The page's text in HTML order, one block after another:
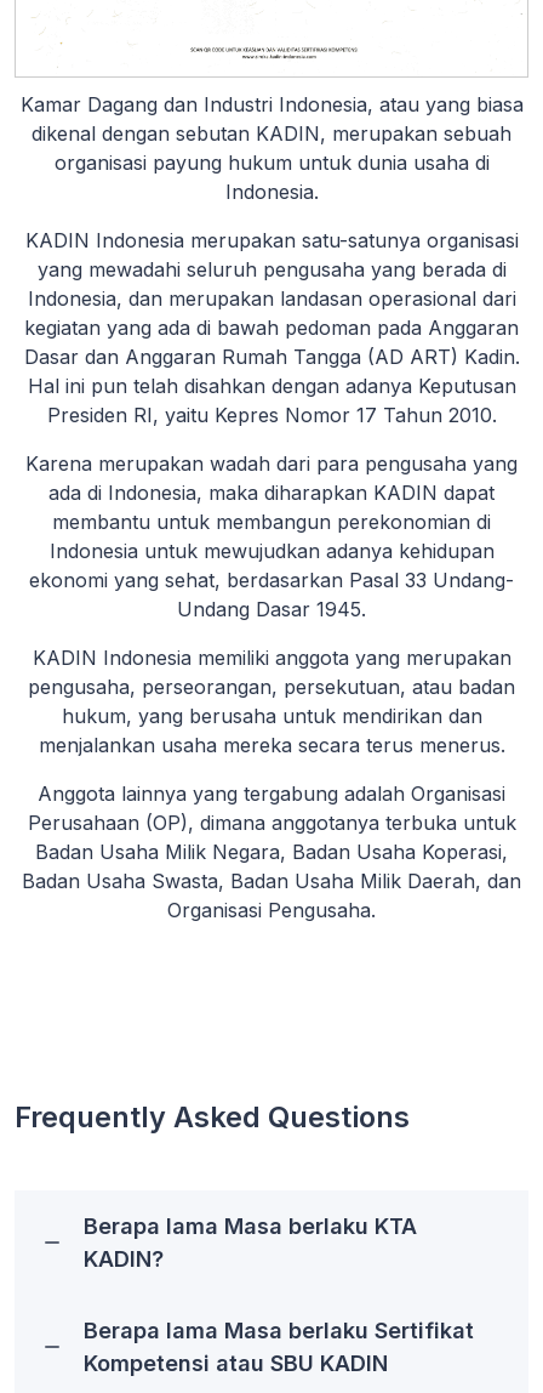
Kamar Dagang dan Industri Indonesia, atau yang biasa
dikenal dengan sebutan KADIN, merupakan sebuah
organisasi payung hukum untuk dunia usaha di
Indonesia.
KADIN Indonesia merupakan satu-satunya organisasi
yang mewadahi seluruh pengusaha yang berada di
Indonesia, dan merupakan landasan operasional dari
kegiatan yang ada di bawah pedoman pada Anggaran
Dasar dan Anggaran Rumah Tangga (AD ART) Kadin.
Hal ini pun telah disahkan dengan adanya Keputusan
Presiden RI, yaitu Kepres Nomor 17 Tahun 2010.
Karena merupakan wadah dari para pengusaha yang
ada di Indonesia, maka diharapkan KADIN dapat
membantu untuk membangun perekonomian di
Indonesia untuk mewujudkan adanya kehidupan
ekonomi yang sehat, berdasarkan Pasal 33 Undang-
Undang Dasar 1945.
KADIN Indonesia memiliki anggota yang merupakan
pengusaha, perseorangan, persekutuan, atau badan
hukum, yang berusaha untuk mendirikan dan
menjalankan usaha mereka secara terus menerus.
Anggota lainnya yang tergabung adalah Organisasi
Perusahaan (OP), dimana anggotanya terbuka untuk
Badan Usaha Milik Negara, Badan Usaha Koperasi,
Badan Usaha Swasta, Badan Usaha Milik Daerah, dan
Organisasi Pengusaha.
Frequently Asked Questions
Berapa lama Masa berlaku KTA
KADIN?
Berapa lama Masa berlaku Sertifikat
Kompetensi atau SBU KADIN